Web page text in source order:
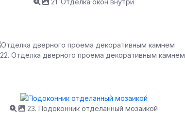
21. Отделка окон внутри
22. Отделка дверного проема декоративным камнем
23. Подоконник отделанный мозаикой